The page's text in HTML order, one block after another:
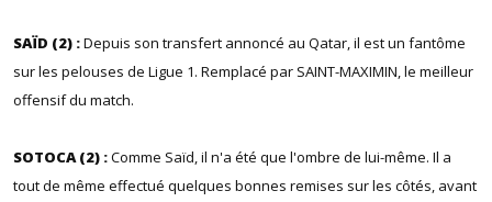
SAÏD (2) :Depuis son transfert annoncé au Qatar, il est un fantôme
sur les pelouses de Ligue 1. Remplacé par SAINT-MAXIMIN, le meilleur
offensif du match.
SOTOCA (2) :Comme Saïd, il n'a été que l'ombre de lui-même. Il a
tout de même effectué quelques bonnes remises sur les côtés, avant